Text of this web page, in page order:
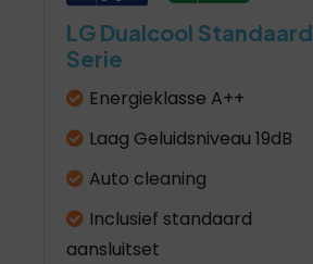
LG Dualcool Standaard
Serie
Energieklasse A++
Laag Geluidsniveau 19dB
Auto cleaning
Inclusief standaard
aansluitset